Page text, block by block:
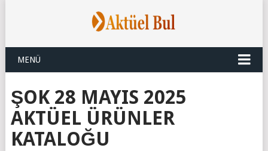
MENÜ
ŞOK 28 MAYIS 2025
AKTÜEL ÜRÜNLER
KATALOĞU